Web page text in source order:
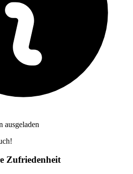
ausgeladen
Zufriedenheit